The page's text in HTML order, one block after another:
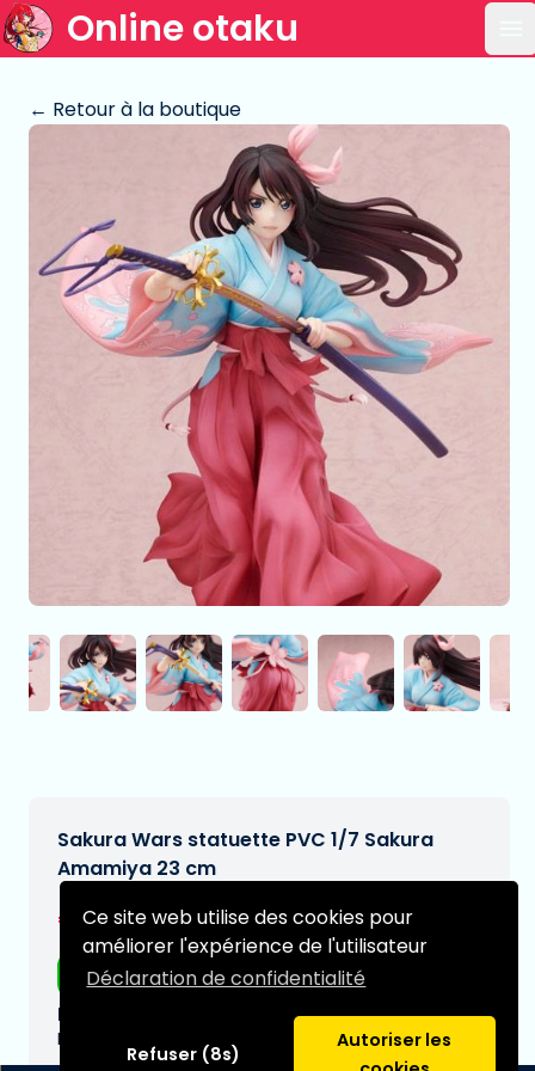
Ce site web utilise des cookies pour
améliorer l'expérience de l'utilisateur
Déclaration de confidentialité
Refuser (8s)
Autoriser les
Online otaku
← Retour à la boutique
Sakura Wars statuette PVC 1/7 Sakura
Amamiya 23 cm
€334,97[Sous réserve de modifications]
Livraison gratuite
Date de livraison prévue:
N/A